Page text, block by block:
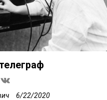
6/22/2020